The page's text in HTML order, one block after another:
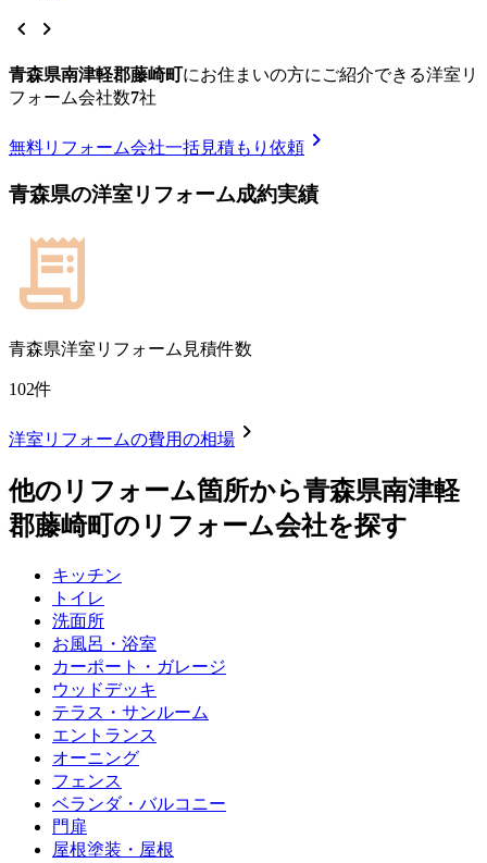
chevron_left chevron_right
青森県南津軽郡藤崎町 にお住まいの方にご紹介できる洋室リ
フォーム会社数7社
無料リフォーム会社一括見積もり依頼 chevron_right
青森県の洋室リフォーム成約実績
青森県洋室リフォーム見積件数
102件
洋室リフォームの費用の相場 chevron_right
他のリフォーム箇所から青森県南津軽
郡藤崎町のリフォーム会社を探す
キッチン
トイレ
洗面所
お風呂・浴室
カーポート・ガレージ
ウッドデッキ
テラス・サンルーム
エントランス
オーニング
フェンス
ベランダ・バルコニー
門扉
屋根塗装・屋根